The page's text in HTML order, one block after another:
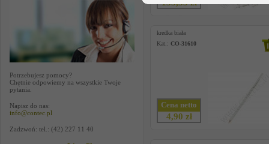
Potrzebujesz pomocy?
Chętnie odpowiemy na wszystkie Twoje
pytania.
Napisz do nas:
info@contec.pl
Zadzwoń: tel.: (42) 227 11 40
135,55 zł
kredka biała
Kat.: CO-31610
Cena netto
4,90 zł